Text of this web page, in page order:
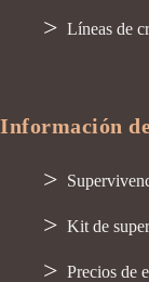
Líneas de
Información
Kit de
Precios de